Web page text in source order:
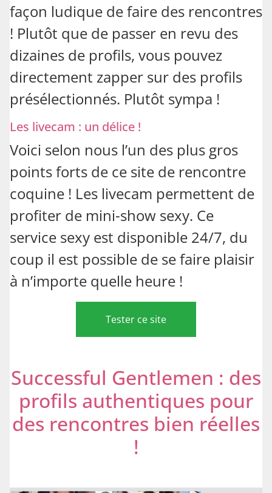
façon ludique de faire des rencontres
! Plutôt que de passer en revu des
dizaines de profils, vous pouvez
directement zapper sur des profils
présélectionnés. Plutôt sympa !
Les livecam : un délice !
Voici selon nous l’un des plus gros
points forts de ce site de rencontre
coquine ! Les livecam permettent de
profiter de mini-show sexy. Ce
service sexy est disponible 24/7, du
coup il est possible de se faire plaisir
à n’importe quelle heure !
Tester ce site
Successful Gentlemen : des
profils authentiques pour
des rencontres bien réelles
!